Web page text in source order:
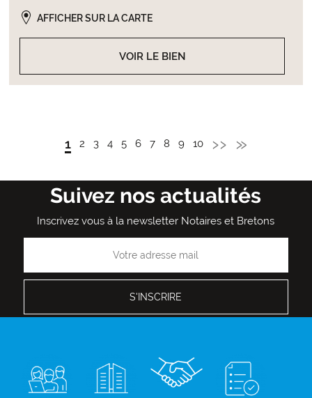
VOIR LE BIEN
AFFICHER SUR LA CARTE
Page
1
Page
2
Page
3
Page
4
Page
5
Page
6
Page
7
Page
8
Page
9
Page
10
Page
›› »
Suivez nos actualités
Inscrivez vous à la newsletter Notaires et Bretons